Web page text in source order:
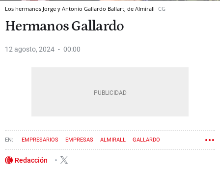
Los hermanos Jorge y Antonio Gallardo Ballart, de Almirall CG
Hermanos Gallardo
12 agosto, 2024 00:00
EMPRESARIOS EMPRESAS ALMIRALL GALLARDO
Redacción